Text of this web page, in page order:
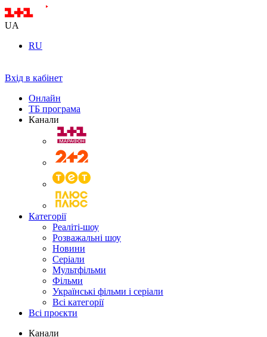
UA
RU
Вхід в кабінет
Онлайн
ТБ програма
Канали
Категорії
Реаліті-шоу
Розважальні шоу
Новини
Серіали
Мультфільми
Фільми
Українські фільми і серіали
Всі категорії
Всі проєкти
Канали